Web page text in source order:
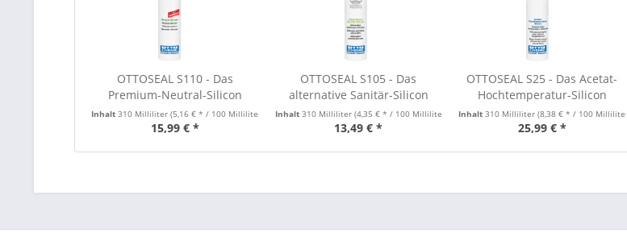
OTTOSEAL S110 - Das
Premium-Neutral-Silicon
Inhalt 310 Milliliter (5,16 € * / 100 Milliliter)
15,99 € *
OTTOSEAL S105 - Das
alternative Sanitär-Silicon
Inhalt 310 Milliliter (4,35 € * / 100 Milliliter)
13,49 € *
OTTOSEAL S25 - Das Acetat-
Hochtemperatur-Silicon
Inhalt310 Milliliter(8,38 € * / 100 Milliliter)
25,99 € *